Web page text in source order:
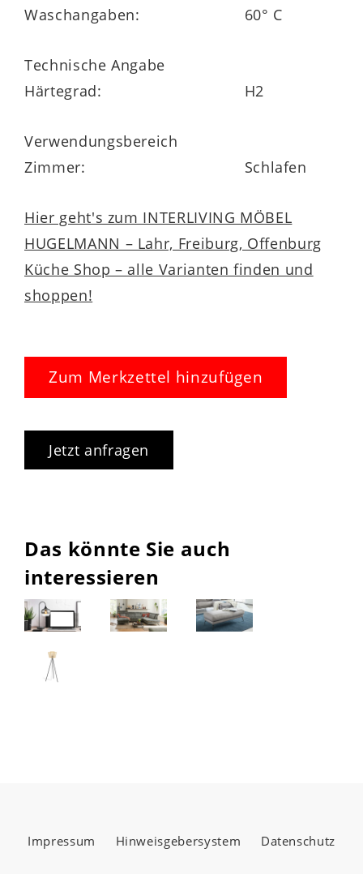
Waschangaben:
60° C
Technische Angabe
Härtegrad:
H2
Verwendungsbereich
Zimmer:
Schlafen
Hier geht's zum INTERLIVING MÖBEL
HUGELMANN – Lahr, Freiburg, Offenburg
Küche Shop – alle Varianten finden und
shoppen!
Zum Merkzettel hinzufügen
Jetzt anfragen
Das könnte Sie auch
interessieren
Impressum Hinweisgebersystem Datenschutz